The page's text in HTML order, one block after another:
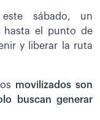
sábado, un
hasta el punto de
y liberar la ruta
movilizados son
buscan generar